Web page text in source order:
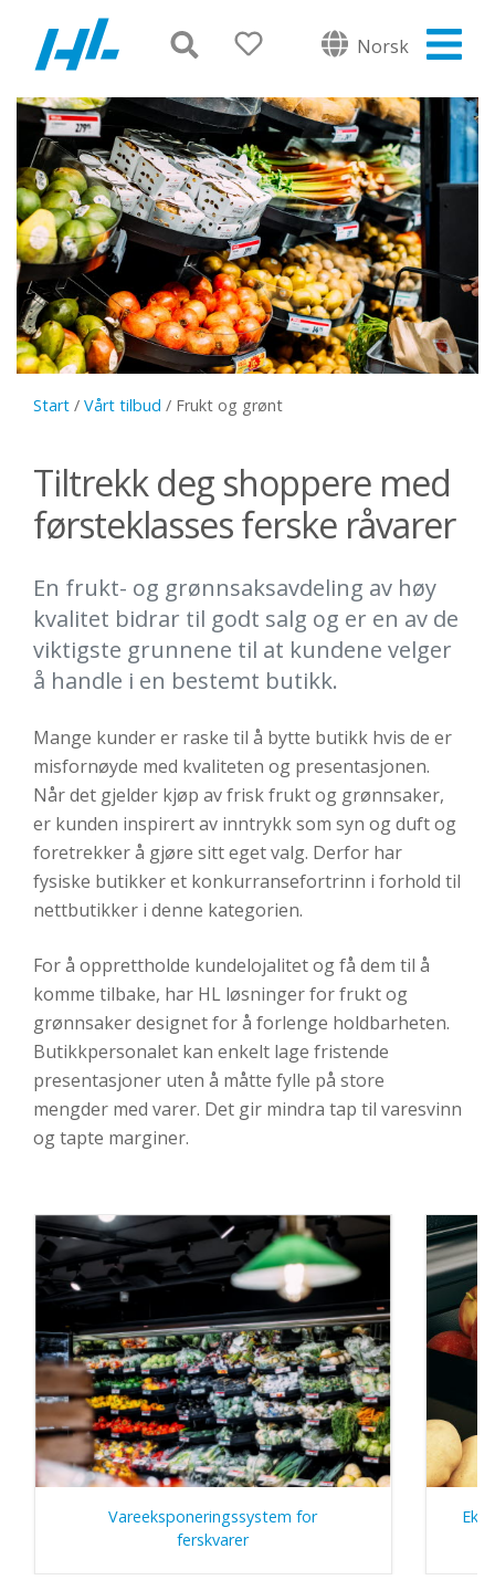
Norsk
Start / Vårt tilbud / Frukt og grønt
Tiltrekk deg shoppere med
førsteklasses ferske råvarer
En frukt- og grønnsaksavdeling av høy
kvalitet bidrar til godt salg og er en av de
viktigste grunnene til at kundene velger
å handle i en bestemt butikk.
Mange kunder er raske til å bytte butikk hvis de er
misfornøyde med kvaliteten og presentasjonen.
Når det gjelder kjøp av frisk frukt og grønnsaker,
er kunden inspirert av inntrykk som syn og duft og
foretrekker å gjøre sitt eget valg. Derfor har
fysiske butikker et konkurransefortrinn i forhold til
nettbutikker i denne kategorien.
For å opprettholde kundelojalitet og få dem til å
komme tilbake, har HL løsninger for frukt og
grønnsaker designet for å forlenge holdbarheten.
Butikkpersonalet kan enkelt lage fristende
presentasjoner uten å måtte fylle på store
mengder med varer. Det gir mindra tap til varesvinn
og tapte marginer.
Vareeksponeringssystem for
ferskvarer